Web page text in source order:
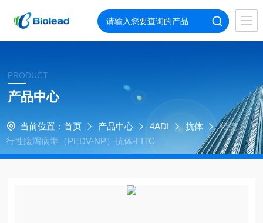
PRODUCT
产品中心
当前位置： 首页 产品中心 4ADI 抗体
猪流
行性腹泻病毒（PEDV-NP）抗体-FITC